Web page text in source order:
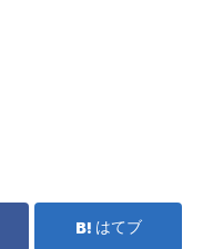
はてブ